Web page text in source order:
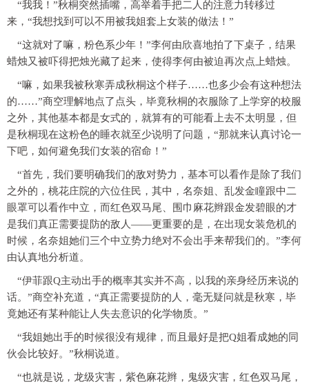
“我我！”秋桐突然插嘴，高举着手把二人的注意力转移过
来，“我想找到可以不用被我姐套上女装的做法！”
“这就对了嘛，粉色系少年！”李何由欣喜地拍了下桌子，结果
蜡烛又被吓得把烛光藏了起来，使得李何由被迫再次点上蜡烛。
“嘛，如果我被秋寒弄成秋桐这个样子……也多少会有这种想法
的……”商空理解地点了点头，毕竟秋桐的衣服除了上学穿的校服
之外，其他基本都是女式的，就算有的可能看上去不太明显，但
是秋桐现在这粉色的睡衣就至少说明了问题，“那就来认真讨论一
下吧，如何避免我们女装的宿命！”
“首先，我们要明确我们的敌对势力，基本可以看作是除了我们
之外的，桃花庄院的六位住民，其中，名奈姐、乱发金瞳跟中二
眼罩可以看作中立，而红色双马尾、围巾麻花辫跟金发碧眼的才
是我们真正需要提防的敌人——更重要的是，在出现女装危机的
时候，名奈姐她们三个中立势力绝对不会出手来帮我们的。”李何
由认真地分析道。
“伊菲跟Q主动出手的概率其实并不高，以我的亲身经历来说的
话。”商空补充道，“真正需要提防的人，毫无疑问就是秋寒，毕
竟她还有某种能让人失去意识的化学物质。”
“我姐她出手的时候很没有规律，而且最好是把Q姐看成她的同
伙会比较好。”秋桐说道。
“也就是说，龙级灾害，紫色麻花辫，鬼级灾害，红色双马尾，